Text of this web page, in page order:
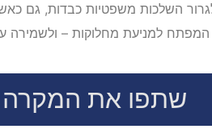
השלכות משפטיות כבדות, גם
המפתח למניעת מחלוקות – ולשמירה
שתפו את המקרה